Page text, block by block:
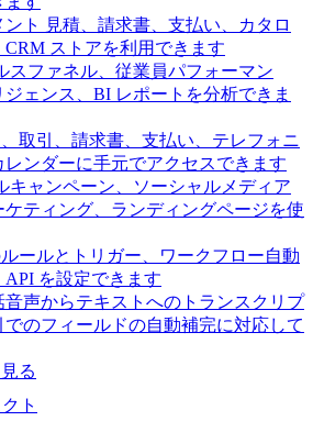
ト
見積、請求書、支払い、カタロ
ストアを利用できます
スファネル、従業員パフォーマン
ェンス、BI レポートを分析できま
取引、請求書、支払い、テレフォニ
ンダーに手元でアクセスできます
キャンペーン、ソーシャルメディア
ケティング、ランディングページを使
ールとトリガー、ワークフロー自動
を設定できます
音声からテキストへのトランスクリプ
でのフィールドの自動補完に対応して
る
ト